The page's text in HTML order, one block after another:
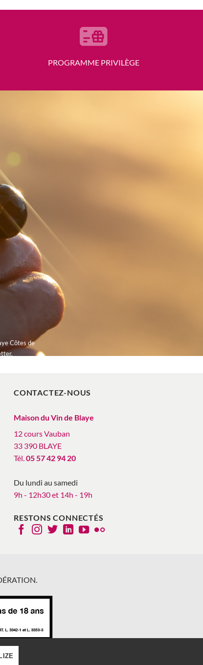
PROGRAMME PRIVILÈGE
Côtes de
CONTACTEZ-NOUS
Maison du Vin de Blaye
12 cours Vauban
33 390 BLAYE
Tél. 05 57 42 94 20
Du lundi au samedi
9h - 12h30 et 14h - 19h
RESTONS CONNECTÉS